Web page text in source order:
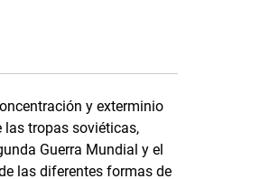
y exterminio
las tropas soviéticas,
Guerra Mundial y el
las diferentes formas de